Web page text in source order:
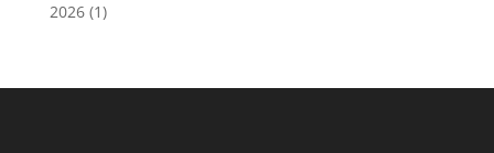
2026(1)